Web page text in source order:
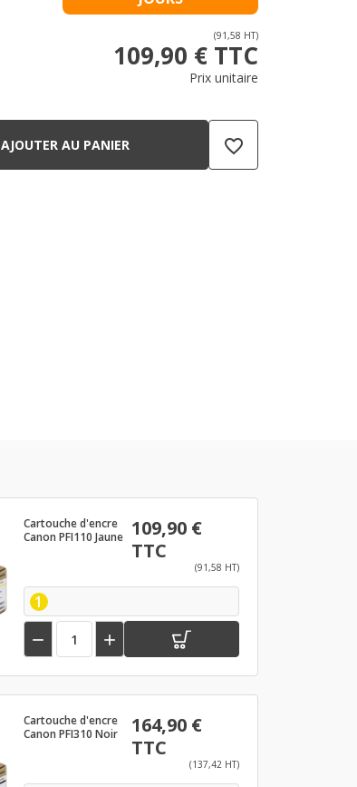
(91,58 HT)
109,90 € TTC
Prix unitaire
AJOUTER AU PANIER favorite_border
Cartouche d'encre
Canon PFI110 Jaune 109,90 €
TTC
(91,58 HT)
1
 
Cartouche d'encre
Canon PFI310 Noir
164,90 €
TTC
(137,42 HT)